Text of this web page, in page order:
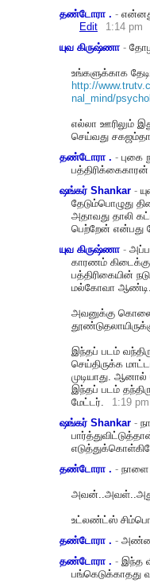
தண்டோரா . -
Edit
1:14 pm
யுவ கிருஷ்ணா -
உங்களுக்காக
http://
nal_mind/
எல்லா ஊரிலும்
செய்வது
தண்டோரா . - புகை
பத்திரிக்கைகாரன்
ஷங்கர் Shankar -
தேடும்பொழுது
அதாவது தாலி
பெற்றேன் என்பது
யுவ கிருஷ்ணா -
காரணம்
பத்திரிகையின்
மல்கோவா ஆண்டி..
அவனுக்கு கொலை
இந்தப் படம்
செய்திருக்க
முடியாது.
இந்தப் படம்
மேட்டர்.
1:19 pm
ஷங்கர் Shankar -
தண்டோரா . - நாளை
அவன்..அவள்..அ
உட்லண்ட்ஸ்
தண்டோரா . -
தண்டோரா . - இந்த
பங்கெடுக்காதது